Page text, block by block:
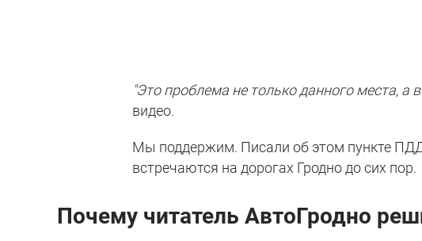
"Это проблема не только данного места, а
видео.
Мы поддержим. Писали об этом пункте
встречаются на дорогах Гродно до сих пор.
Почему читатель АвтоГродно